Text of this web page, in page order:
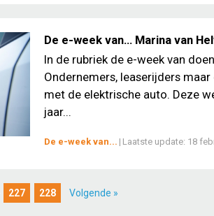
De e-week van… Marina van
In de rubriek de e-week van
Ondernemers, leaserijders
met de elektrische auto. Deze
jaar...
De e-week van... | Laatste update: 18
227 228 Volgende »